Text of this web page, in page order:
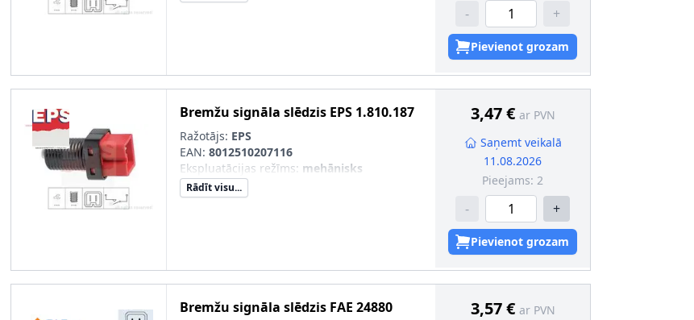
- +
Pievienot grozam
Bremžu signāla slēdzis EPS 1.810.187
Ražotājs: EPS
EAN: 8012510207116
Ekspluatācijas režīms: mehānisks
Rādīt visu...
3,47 € ar PVN
Saņemt veikalā
11.08.2026
Pieejams: 2
- +
Pievienot grozam
Bremžu signāla slēdzis FAE 24880 3,57 € ar PVN